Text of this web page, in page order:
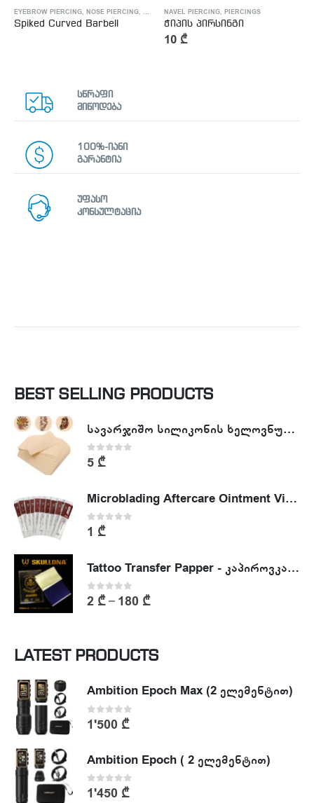
PIERCING,PIERCINGS
EYEBROW PIERCING, NOSE PIERCING, PIERCINGS
Spiked Curved Barbell
NAVEL PIERCING, PIERCINGS
ჭიპის პირსინგი
10 ₾
სწრაფი
მიწოდება
100%-იანი
გარანტია
უფასო
კონსულტაცია
BEST SELLING PRODUCTS
სავარჯიშო სილიკონის ხელოვნური კანი - Tattoo Practike skin
0out of 5
5 ₾
Microblading Aftercare Ointment Vitamin A&D
0 out of 5
1 ₾
Tattoo Transfer Papper - კაპიროვკა - ტატუს ესკიზის კოპირების ქაღალდი
0out of 5
2 ₾– 180 ₾
LATEST PRODUCTS
Ambition Epoch Max (2 ელემენტით)
0out of 5
1'500 ₾
Ambition Epoch ( 2 ელემენტით)
0out of 5
1'450 ₾